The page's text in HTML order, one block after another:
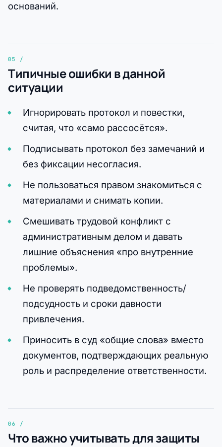
оснований.
Типичные ошибки в данной
ситуации
Игнорировать протокол и повестки,
считая, что «само рассосётся».
Подписывать протокол без замечаний и
без фиксации несогласия.
Не пользоваться правом знакомиться с
материалами и снимать копии.
Смешивать трудовой конфликт с
административным делом и давать
лишние объяснения «про внутренние
проблемы».
Не проверять подведомственность/
подсудность и сроки давности
привлечения.
Приносить в суд «общие слова» вместо
документов, подтверждающих реальную
роль и распределение ответственности.
Что важно учитывать для защиты